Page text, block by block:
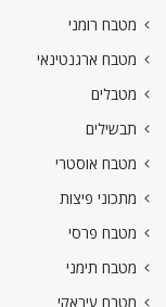
מטבח רומני
מטבח ארגנטינאי
מטבלים
תבשילים
מטבח אוסטרי
מתכוני פיצות
מטבח פרסי
מטבח תימני
מטבח עיראקי